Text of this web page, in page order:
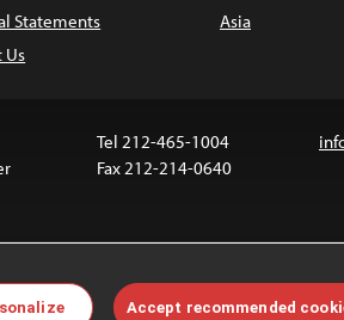
Statements
Us
Asia
Tel 212-465-1004
Fax 212-214-0640
are not covered by the Creative Commons
Accept recommended